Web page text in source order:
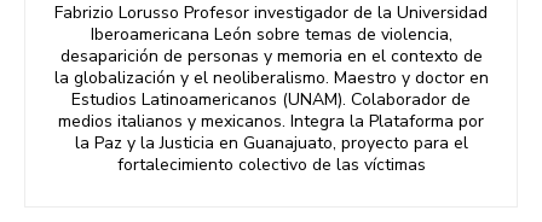
Fabrizio Lorusso Profesor investigador de la Universidad
Iberoamericana León sobre temas de violencia,
desaparición de personas y memoria en el contexto de
la globalización y el neoliberalismo. Maestro y doctor en
Estudios Latinoamericanos (UNAM). Colaborador de
medios italianos y mexicanos. Integra la Plataforma por
la Paz y la Justicia en Guanajuato, proyecto para el
fortalecimiento colectivo de las víctimas